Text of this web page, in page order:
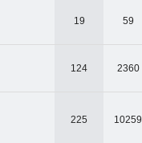
19 59
124 2360
225 10259